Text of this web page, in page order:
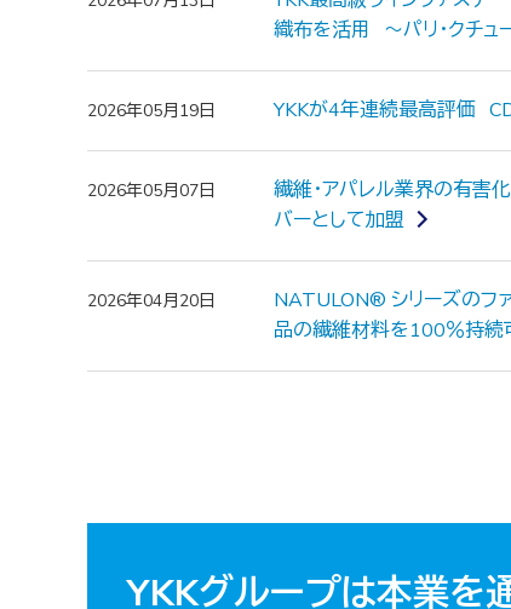
織布を活用 ～パリ・クチュ
2026年05月19日 YKKが4年連続最高評価
2026年05月07日
繊維・アパレル業界の有害
バーとして加盟
2026年04月20日
NATULON® シリーズのフ
品の繊維材料を100％持続
YKKグループは本業を